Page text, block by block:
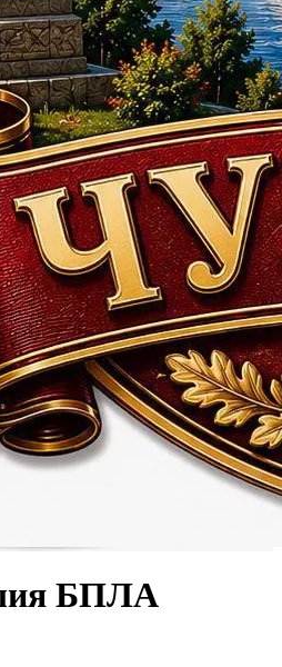
БПЛА